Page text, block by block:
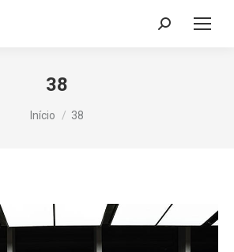
Search:
38
Você está aqui:
Início 38